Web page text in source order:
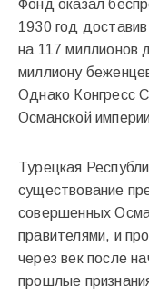
Фонд оказал
1930 год
на 117 миллионов
миллиону
Однако Конгресс
Османской
Турецкая
существование
совершенных
правителями, и
через век после
прошлые